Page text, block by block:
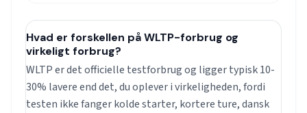
Hvad er forskellen på WLTP-forbrug og
virkeligt forbrug?
WLTP er det officielle testforbrug og ligger typisk 10-
30% lavere end det, du oplever i virkeligheden, fordi
testen ikke fanger kolde starter, kortere ture, dansk